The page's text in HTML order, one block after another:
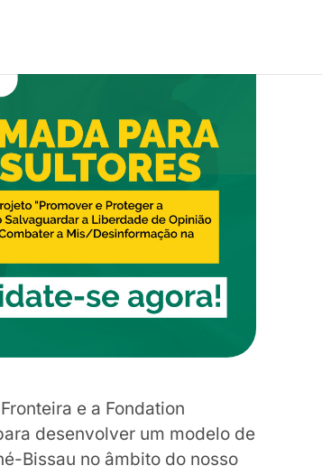
e a Fondation
desenvolver um modelo de
Bissau no âmbito do nosso